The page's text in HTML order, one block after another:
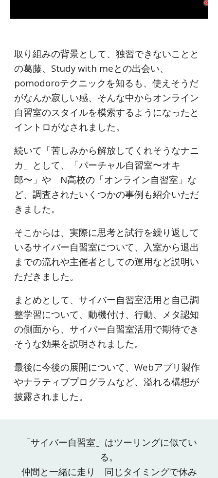
取り組みの背景として、独習できないことと
の葛藤、Study with meとの出会い、
pomodoroテクニックを知るも、使えそうだ
がなんか寂しい感、そんな中からオンライン
自習室のスタイルを模索するようになったと
イントロがなされました。
続いて「苦しみから解放してくれそうなナニ
カ」として、「パーチャル自習室〜オキ
郎〜」や N高校の「オンライン自習室」な
ど、調査されたいくつかの事例も紹介いただ
きました。
そこからは、実際に思考と試行を繰り返して
いるサイバー自習室について、入室から退出
までの流れや主催者としての運用など説明い
ただきました。
まとめとして、サイバー自習室活用と自己調
整学習について、動機付け、行動、メタ認知
の側面から、サイバー自習室活用で期待でき
そうな効果を説明されました。
最後に今後の展開について、Webアプリ製作
やナラティブプログラムなど、溢れる構想が
披露されました。
「サイバー自習室」はツーリングに似てい
る。
仲間と一緒に走り 同じタイミングで休み